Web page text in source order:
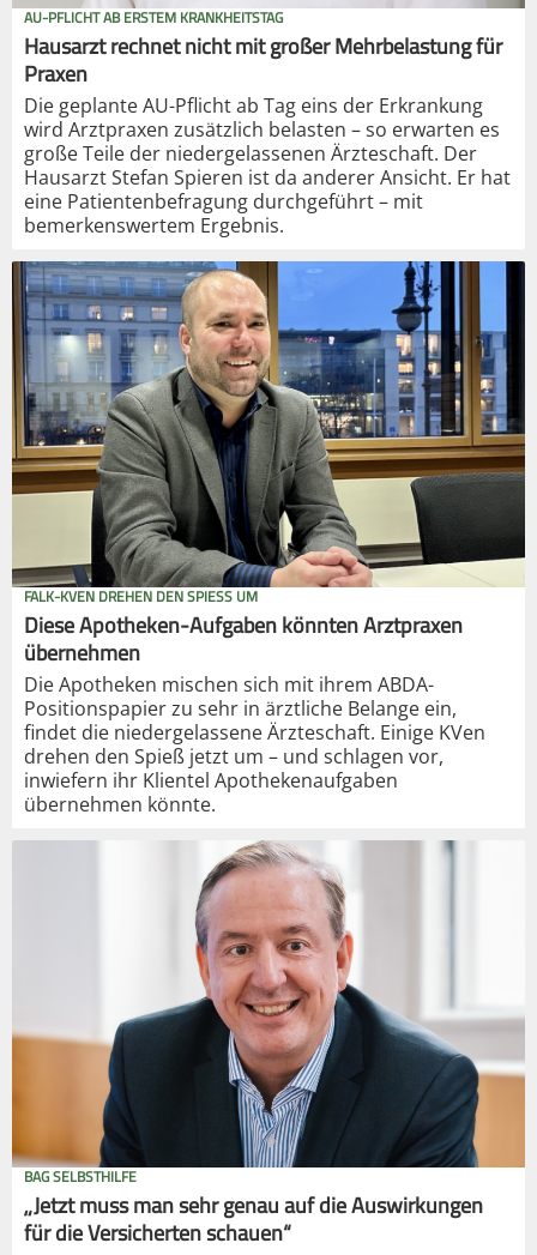
AU-PFLICHT AB ERSTEM KRANKHEITSTAG
Hausarzt rechnet nicht mit großer Mehrbelastung für
Praxen
Die geplante AU-Pflicht ab Tag eins der Erkrankung
wird Arztpraxen zusätzlich belasten – so erwarten es
große Teile der niedergelassenen Ärzteschaft. Der
Hausarzt Stefan Spieren ist da anderer Ansicht. Er hat
eine Patientenbefragung durchgeführt – mit
bemerkenswertem Ergebnis.
FALK-KVEN DREHEN DEN SPIESS UM
Diese Apotheken-Aufgaben könnten Arztpraxen
übernehmen
Die Apotheken mischen sich mit ihrem ABDA-
Positionspapier zu sehr in ärztliche Belange ein,
findet die niedergelassene Ärzteschaft. Einige KVen
drehen den Spieß jetzt um – und schlagen vor,
inwiefern ihr Klientel Apothekenaufgaben
übernehmen könnte.
BAG SELBSTHILFE
„Jetzt muss man sehr genau auf die Auswirkungen
für die Versicherten schauen“